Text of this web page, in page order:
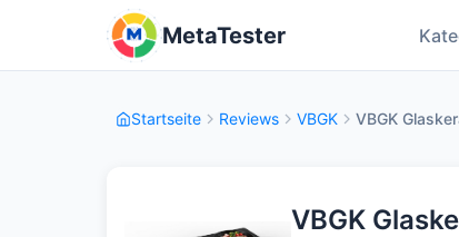
MetaTester
Startseite Reviews VBGK VBGK
VBGK